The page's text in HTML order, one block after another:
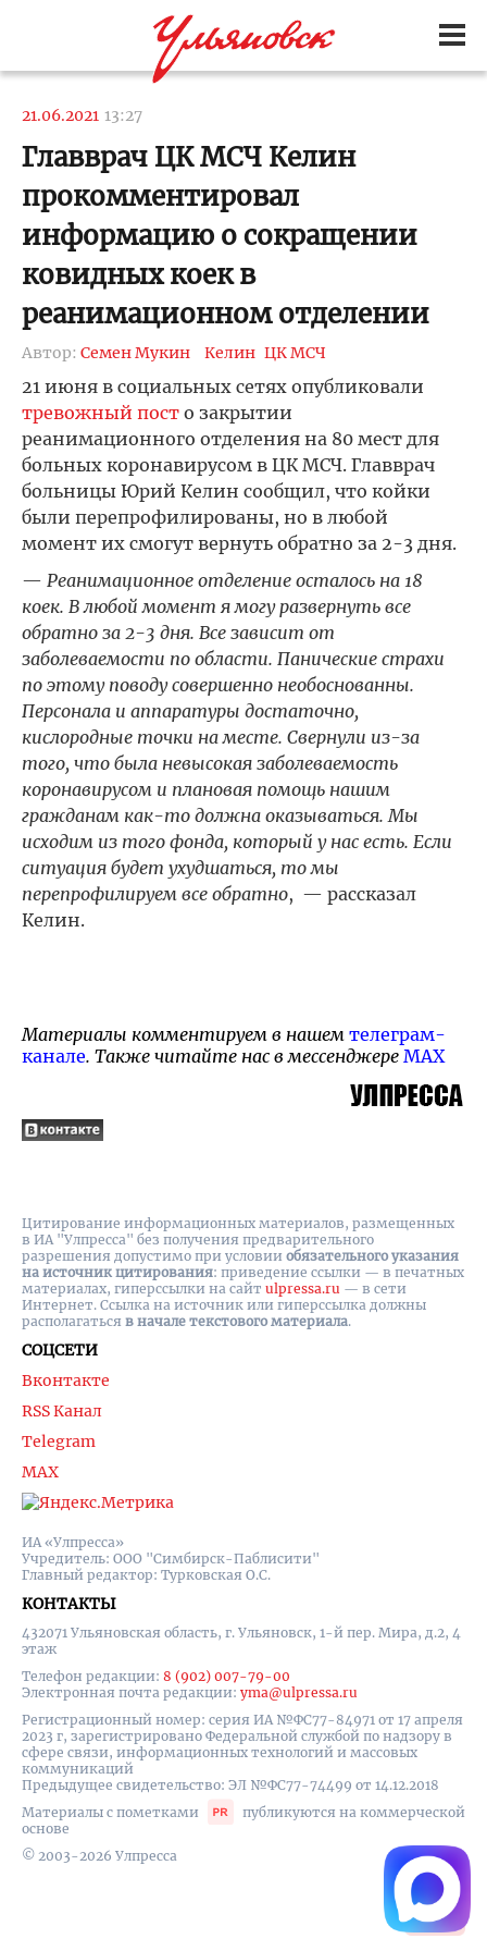
21.06.2021 13:27
Главврач ЦК МСЧ Келин
прокомментировал
информацию о сокращении
ковидных коек в
реанимационном отделении
Автор: Семен Мукин Келин ЦК МСЧ
21 июня в социальных сетях опубликовали
тревожный пост о закрытии
реанимационного отделения на 80 мест для
больных коронавирусом в ЦК МСЧ. Главврач
больницы Юрий Келин сообщил, что койки
были перепрофилированы, но в любой
момент их смогут вернуть обратно за 2-3 дня.
— Реанимационное отделение осталось на 18
коек. В любой момент я могу развернуть все
обратно за 2-3 дня. Все зависит от
заболеваемости по области. Панические страхи
по этому поводу совершенно необоснованны.
Персонала и аппаратуры достаточно,
кислородные точки на месте. Свернули из-за
того, что была невысокая заболеваемость
коронавирусом и плановая помощь нашим
гражданам как-то должна оказываться. Мы
исходим из того фонда, который у нас есть. Если
ситуация будет ухудшаться, то мы
перепрофилируем все обратно, — рассказал
Келин.
Материалы комментируем в нашем телеграм-
канале. Также читайте нас в мессенджере MAX
ИА «Улпресса»
Учредитель: ООО "Симбирск-Паблисити"
Главный редактор: Турковская О.С.
КОНТАКТЫ
432071 Ульяновская область, г. Ульяновск, 1-й пер. Мира, д.2, 4
этаж
Телефон редакции: 8 (902) 007-79-00
Электронная почта редакции: yma@ulpressa.ru
Регистрационный номер: серия ИА №ФС77-84971 от 17 апреля
2023 г, зарегистрировано Федеральной службой по надзору в
сфере связи, информационных технологий и массовых
коммуникаций
Предыдущее свидетельство: ЭЛ №ФС77-74499 от 14.12.2018
Материалы с пометками
публикуются на коммерческой
основе
© 2003-2026 Улпресса
СОЦСЕТИ
Вконтакте
RSS Канал
Telegram
MAX
Цитирование информационных материалов, размещенных
в ИА "Улпресса" без получения предварительного
разрешения допустимо при условии обязательного указания
на источник цитирования: приведение ссылки — в печатных
материалах, гиперссылки на cайт ulpressa.ru — в сети
Интернет. Ссылка на источник или гиперссылка должны
располагаться в начале текстового материала.